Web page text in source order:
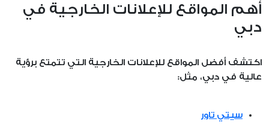
أهم المواقع للإعلانات الخارجية في
دبي
اكتشف أفضل المواقع للإعلانات الخارجية التي تتمتع برؤية
عالية في دبي، مثل:
سيتي تاور